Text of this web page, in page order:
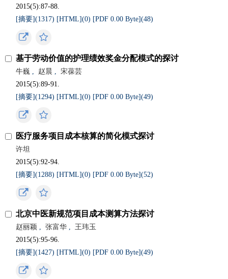
2015(5):87-88.
[摘要](1317) [HTML](0) [PDF 0.00 Byte](48)
基于劳动价值的护理绩效奖金分配模式的探讨
牛巍 , 赵晨 ,
宋葆芸
2015(5):89-91.
[摘要](1294) [HTML](0) [PDF 0.00 Byte](49)
医疗服务项目成本核算的简化模式探讨
许坦
2015(5):92-94.
[摘要](1288) [HTML](0) [PDF 0.00 Byte](52)
北京中医新规范项目成本测算方法探讨
赵丽颖 , 张富华 ,
王玮玉
2015(5):95-96.
[摘要](1427) [HTML](0) [PDF 0.00 Byte](49)